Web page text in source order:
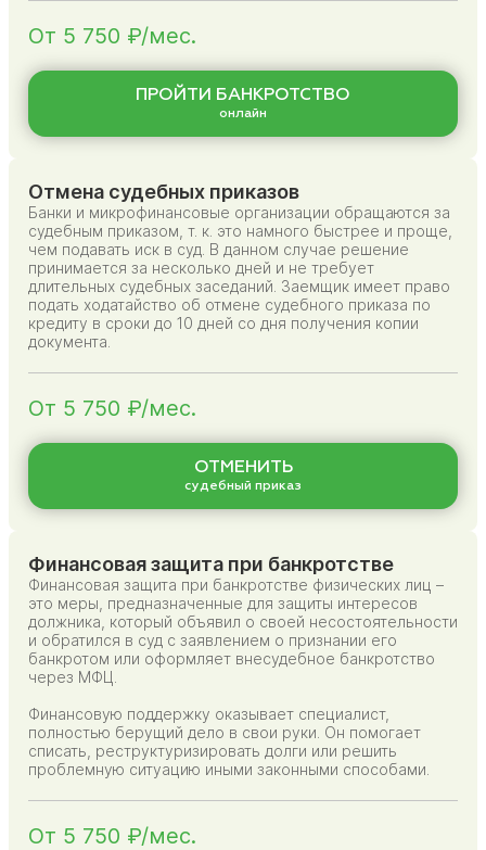
От 5 750 ₽/мес.
ПРОЙТИ БАНКРОТСТВО
онлайн
Отмена судебных приказов
Банки и микрофинансовые организации обращаются за
судебным приказом, т. к. это намного быстрее и проще,
чем подавать иск в суд. В данном случае решение
принимается за несколько дней и не требует
длительных судебных заседаний. Заемщик имеет право
подать ходатайство об отмене судебного приказа по
кредиту в сроки до 10 дней со дня получения копии
документа.
От 5 750 ₽/мес.
ОТМЕНИТЬ
судебный приказ
Финансовая защита при банкротстве
Финансовая защита при банкротстве физических лиц –
это меры, предназначенные для защиты интересов
должника, который объявил о своей несостоятельности
и обратился в суд с заявлением о признании его
банкротом или оформляет внесудебное банкротство
через МФЦ.
Финансовую поддержку оказывает специалист,
полностью берущий дело в свои руки. Он помогает
списать, реструктуризировать долги или решить
проблемную ситуацию иными законными способами.
От 5 750 ₽/мес.